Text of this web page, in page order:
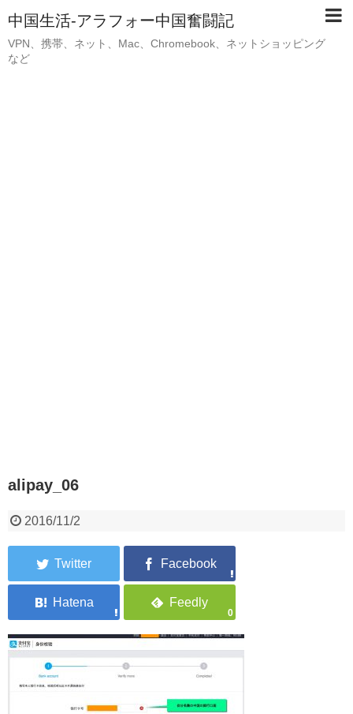
中国生活-アラフォー中国奮闘記
VPN、携帯、ネット、Mac、Chromebook、ネットショッピング
など
alipay_06
2016/11/2
0